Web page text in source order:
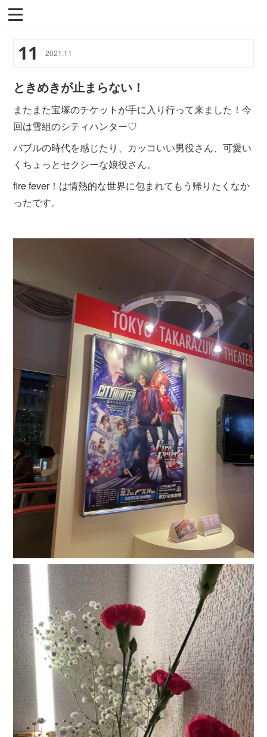
11 2021 .11
ときめきが止まらない！
またまた宝塚のチケットが手に入り行って来ました！今
回は雪組のシティハンター♡
バブルの時代を感じたり、カッコいい男役さん、可愛い
くちょっとセクシーな娘役さん。
fire fever！は情熱的な世界に包まれてもう帰りたくなか
ったです。